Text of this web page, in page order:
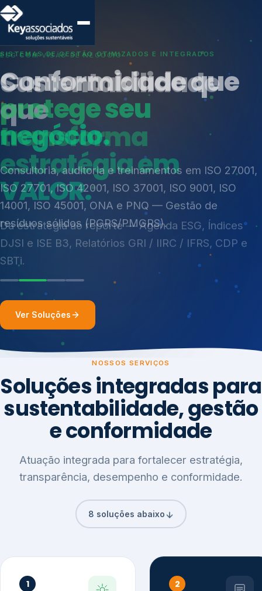
SISTEMAS DE GESTÃO OTIMIZADOS E INTEGRADOS
Conformidade que
protege seu
negócio.
Consultoria, auditoria e treinamentos em ISO 27001,
ISO 27701, ISO 42001, ISO 37001, ISO 9001, ISO
14001, ISO 45001, ONA e PNQ — Gestão de
resíduos sólidos (PGRS/PMGRS).
Índices de Mercado
Mudanças Climáticas
Reputação e Cadeia
Reporte Regulatório
Ver Soluções
NOSSOS SERVIÇOS
Soluções integradas para
sustentabilidade, gestão
e conformidade
Atuação integrada para fortalecer estratégia,
transparência, desempenho e conformidade.
8 soluções abaixo
1 2